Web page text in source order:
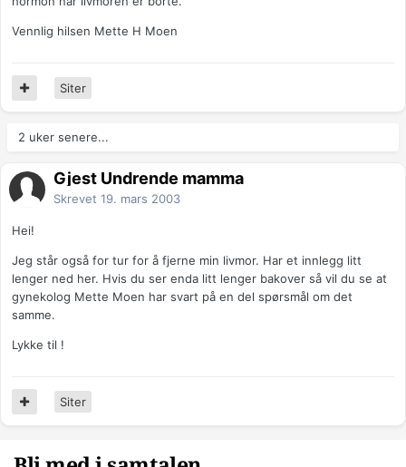
Vennlig hilsen Mette H Moen
Siter
2 uker senere...
Gjest Undrende mamma
Skrevet 19. mars 2003
Hei!
Jeg står også for tur for å fjerne min livmor. Har et innlegg litt
lenger ned her. Hvis du ser enda litt lenger bakover så vil du se at
gynekolog Mette Moen har svart på en del spørsmål om det
samme.
Lykke til !
Siter